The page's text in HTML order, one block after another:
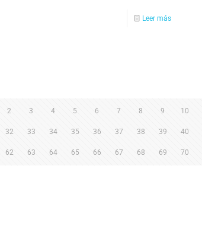
Leer más
2 3 4 5 6 7 8 9 10
32 33 34 35 36 37 38 39 40
62 63 64 65 66 67 68 69 70